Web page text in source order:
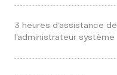
3 heures d’assistance de
l’administrateur système